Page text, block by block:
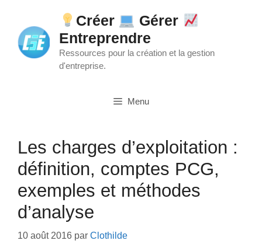
contenu
Créer
Gérer
Entreprendre
Ressources pour la création et la gestion
d'entreprise.
Menu
Les charges d’exploitation :
définition, comptes PCG,
exemples et méthodes
d’analyse
10 août 2016 par Clothilde